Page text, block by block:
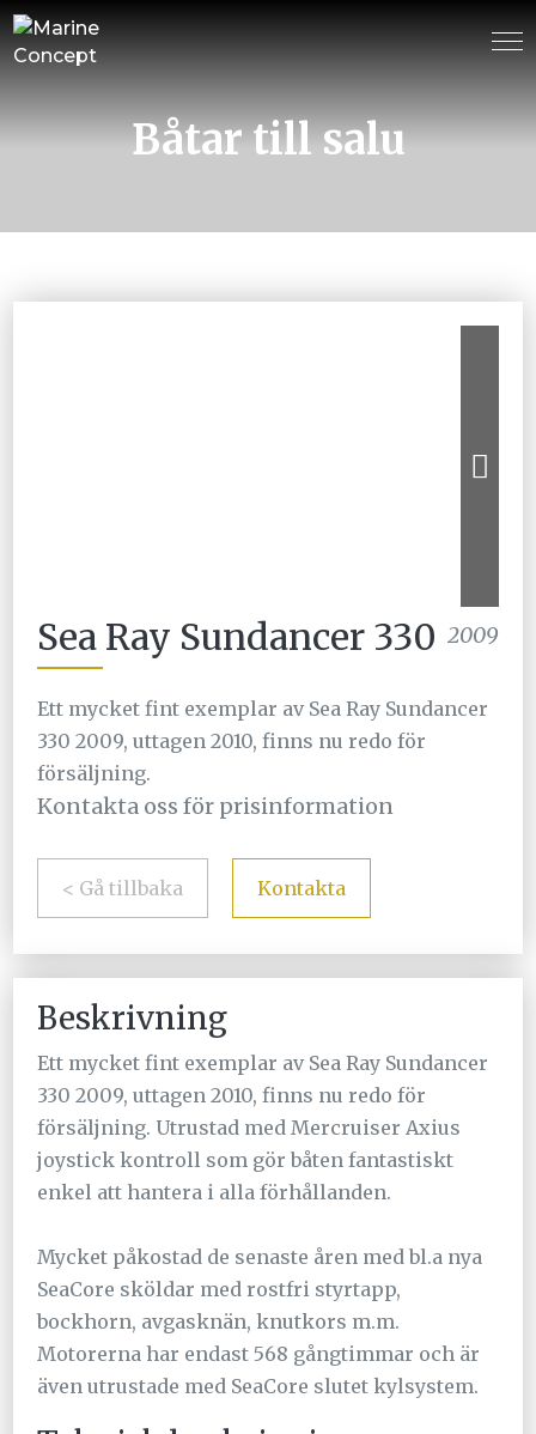
Båtar till salu
Sea Ray Sundancer 330 2009
Ett mycket fint exemplar av Sea Ray Sundancer
330 2009, uttagen 2010, finns nu redo för
försäljning.
Kontakta oss för prisinformation
< Gå tillbaka Kontakta
Beskrivning
Ett mycket fint exemplar av Sea Ray Sundancer
330 2009, uttagen 2010, finns nu redo för
försäljning. Utrustad med Mercruiser Axius
joystick kontroll som gör båten fantastiskt
enkel att hantera i alla förhållanden.
Mycket påkostad de senaste åren med bl.a nya
SeaCore sköldar med rostfri styrtapp,
bockhorn, avgasknän, knutkors m.m.
Motorerna har endast 568 gångtimmar och är
även utrustade med SeaCore slutet kylsystem.